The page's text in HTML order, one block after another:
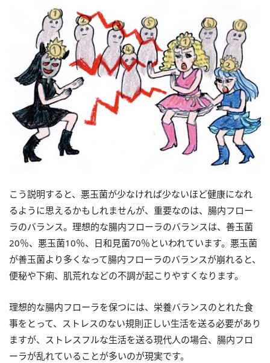
こう説明すると、悪玉菌が少なければ少ないほど健康になれ
るように思えるかもしれませんが、重要なのは、腸内フロー
ラのバランス。理想的な腸内フローラのバランスは、善玉菌
20％、悪玉菌10％、日和見菌70％といわれています。悪玉菌
が善玉菌より多くなって腸内フローラのバランスが崩れると、
便秘や下痢、肌荒れなどの不調が起こりやすくなります。
理想的な腸内フローラを保つには、栄養バランスのとれた食
事をとって、ストレスのない規則正しい生活を送る必要があり
ますが、ストレスフルな生活を送る現代人の場合、腸内フロ
ーラが乱れていることが多いのが現実です。